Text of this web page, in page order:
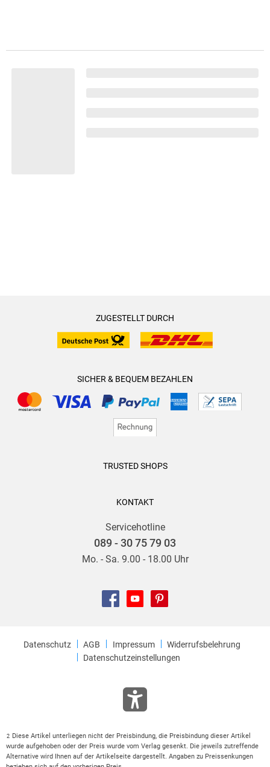
ZUGESTELLT DURCH
SICHER & BEQUEM BEZAHLEN
TRUSTED SHOPS
KONTAKT
Servicehotline
089 - 30 75 79 03
Mo. - Sa. 9.00 - 18.00 Uhr
Datenschutz AGB Impressum
Widerrufsbelehrung
Datenschutzeinstellungen
2
Diese Artikel unterliegen nicht der Preisbindung, die Preisbindung dieser Artikel
wurde aufgehoben oder der Preis wurde vom Verlag gesenkt. Die jeweils zutreffende
Alternative wird Ihnen auf der Artikelseite dargestellt. Angaben zu Preissenkungen